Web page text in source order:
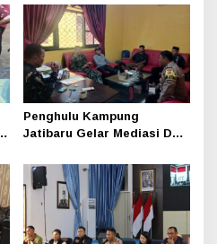
Penghulu Kampung
Jatibaru Gelar Mediasi Dua
Pihak Tak Hadir